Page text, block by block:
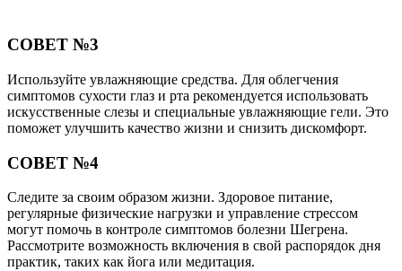
СОВЕТ №3
Используйте увлажняющие средства. Для облегчения
симптомов сухости глаз и рта рекомендуется использовать
искусственные слезы и специальные увлажняющие гели. Это
поможет улучшить качество жизни и снизить дискомфорт.
СОВЕТ №4
Следите за своим образом жизни. Здоровое питание,
регулярные физические нагрузки и управление стрессом
могут помочь в контроле симптомов болезни Шегрена.
Рассмотрите возможность включения в свой распорядок дня
практик, таких как йога или медитация.